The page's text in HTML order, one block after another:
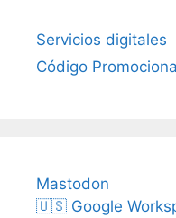
Servicios digitales
Código
Mastodon
🇺🇸 Google